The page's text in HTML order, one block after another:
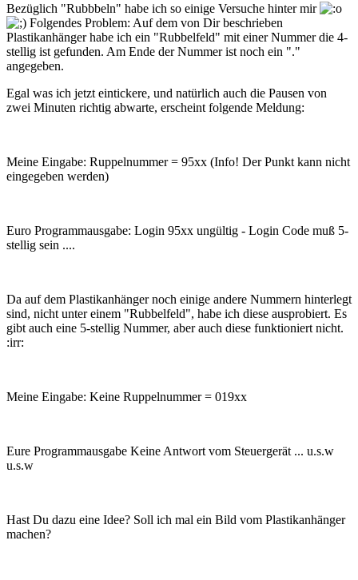
Bezüglich "Rubbbeln" habe ich so einige Versuche hinter mir
Folgendes Problem: Auf dem von Dir beschrieben
Plastikanhänger habe ich ein "Rubbelfeld" mit einer Nummer die 4-
stellig ist gefunden. Am Ende der Nummer ist noch ein "."
angegeben.
Egal was ich jetzt eintickere, und natürlich auch die Pausen von
zwei Minuten richtig abwarte, erscheint folgende Meldung:
Meine Eingabe: Ruppelnummer = 95xx (Info! Der Punkt kann nicht
eingegeben werden)
Euro Programmausgabe: Login 95xx ungültig - Login Code muß 5-
stellig sein ....
Da auf dem Plastikanhänger noch einige andere Nummern hinterlegt
sind, nicht unter einem "Rubbelfeld", habe ich diese ausprobiert. Es
gibt auch eine 5-stellig Nummer, aber auch diese funktioniert nicht.
:irr:
Meine Eingabe: Keine Ruppelnummer = 019xx
Eure Programmausgabe Keine Antwort vom Steuergerät ... u.s.w
u.s.w
Hast Du dazu eine Idee? Soll ich mal ein Bild vom Plastikanhänger
machen?